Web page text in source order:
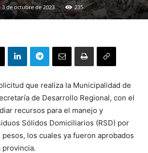
3 de octubre de 2023 235
que realiza la Municipalidad de
de Desarrollo Regional, con el
recursos para el manejo y
Sólidos Domiciliarios (RSD) por
los cuales ya fueron aprobados
provincia.